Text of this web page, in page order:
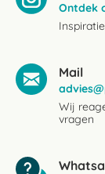
Ontdek
Mail
Wij
vragen